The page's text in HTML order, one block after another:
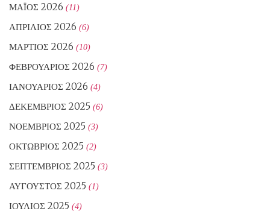
ΜΆΙΟΣ 2026 (11)
ΑΠΡΊΛΙΟΣ 2026 (6)
ΜΆΡΤΙΟΣ 2026 (10)
ΦΕΒΡΟΥΆΡΙΟΣ 2026 (7)
ΙΑΝΟΥΆΡΙΟΣ 2026 (4)
ΔΕΚΈΜΒΡΙΟΣ 2025 (6)
ΝΟΈΜΒΡΙΟΣ 2025 (3)
ΟΚΤΏΒΡΙΟΣ 2025 (2)
ΣΕΠΤΈΜΒΡΙΟΣ 2025 (3)
ΑΎΓΟΥΣΤΟΣ 2025 (1)
ΙΟΎΛΙΟΣ 2025 (4)